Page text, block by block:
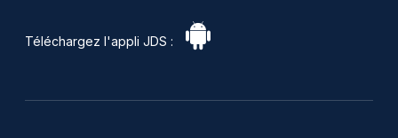
Téléchargez l'appli JDS :